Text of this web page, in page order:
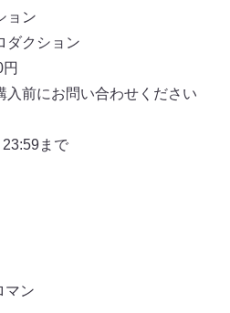
ョン
ダクション
前にお問い合わせください
まで
マン